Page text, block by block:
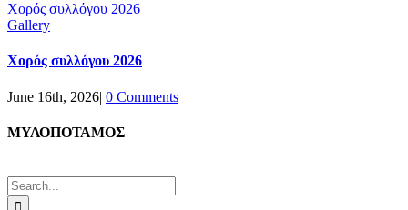
Χορός συλλόγου 2026
Gallery
Χορός συλλόγου 2026
June 16th, 2026| 0 Comments
ΜΥΛΟΠΟΤΑΜΟΣ
Search
for: